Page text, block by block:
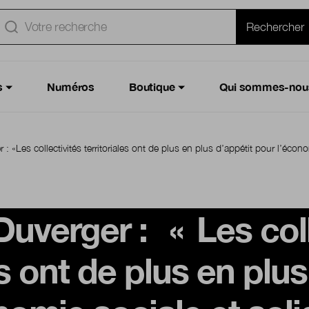
Numéros Boutique Qui sommes-
: «Les collectivités territoriales ont de plus en plus d’appétit pour
: « Les
ont de plus en